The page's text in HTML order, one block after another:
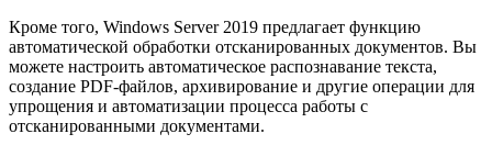
Кроме того, Windows Server 2019 предлагает функцию
автоматической обработки отсканированных документов. Вы
можете настроить автоматическое распознавание текста,
создание PDF-файлов, архивирование и другие операции для
упрощения и автоматизации процесса работы с
отсканированными документами.